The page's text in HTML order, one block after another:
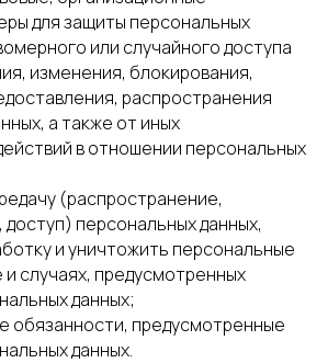
для защиты персональных
или случайного доступа
изменения, блокирования,
распространения
а также от иных
в отношении персональных
(распространение,
персональных данных,
и уничтожить персональные
и случаях, предусмотренных
данных;
обязанности, предусмотренные
данных.